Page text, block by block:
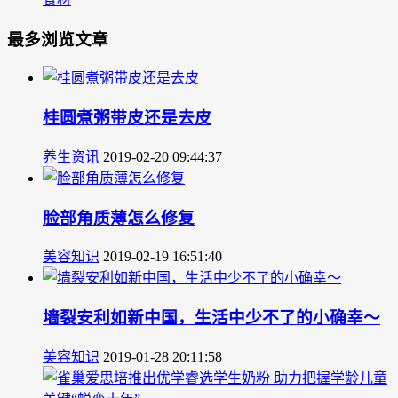
最多浏览文章
桂圆煮粥带皮还是去皮
养生资讯 2019-02-20 09:44:37
脸部角质薄怎么修复
美容知识 2019-02-19 16:51:40
墙裂安利如新中国，生活中少不了的小确幸～
美容知识 2019-01-28 20:11:58